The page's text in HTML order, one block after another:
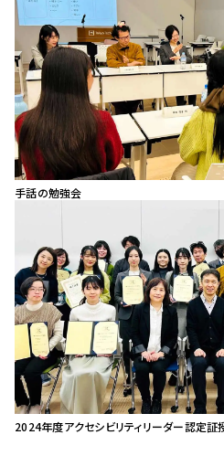
手話の勉強会
2024年度アクセシビリティリーダー認定証